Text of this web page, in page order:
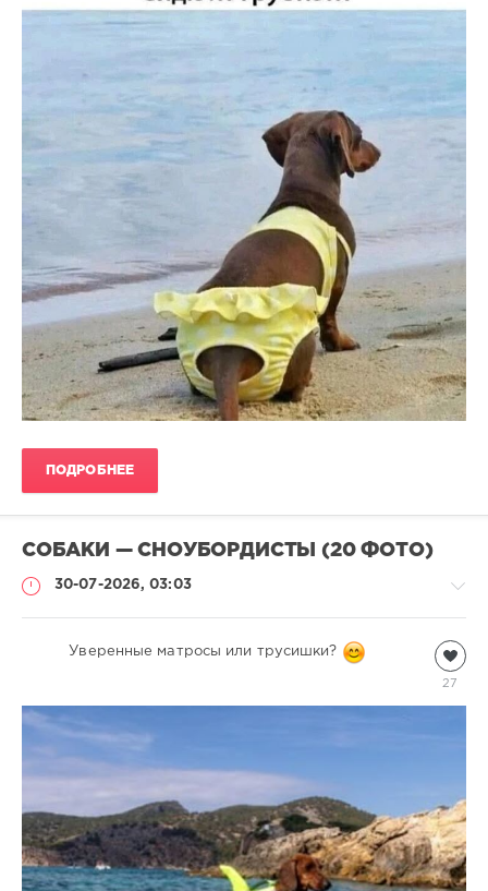
ПОДРОБНЕЕ
СОБАКИ — СНОУБОРДИСТЫ (20 ФОТО)
30-07-2026, 03:03
Собаки
312
27
Уверенные матросы или трусишки?